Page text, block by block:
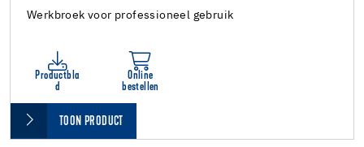
Werkbroek voor professioneel gebruik
Productbla
d
Online
bestellen
TOON PRODUCT